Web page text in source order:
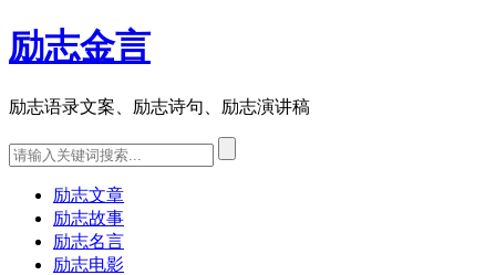
励志金言
励志语录文案、励志诗句、励志演讲稿
励志文章
励志故事
励志名言
励志电影